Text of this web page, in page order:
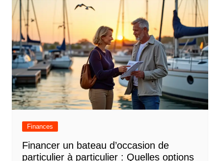
Finances
Financer un bateau d’occasion de
particulier à particulier : Quelles options